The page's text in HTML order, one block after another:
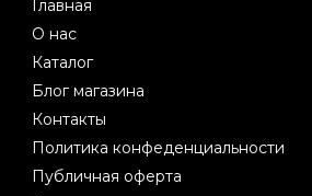
Главная
О нас
Каталог
Блог магазина
Контакты
Политика конфеденциальности
Публичная оферта